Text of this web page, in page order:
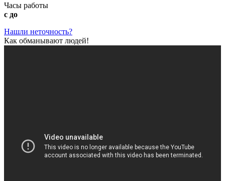
Часы работы
с до
Нашли неточность?
Как обманывают людей!